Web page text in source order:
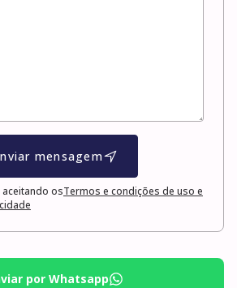
mensagem
aceitando osTermos e condições de uso e
por Whatsapp